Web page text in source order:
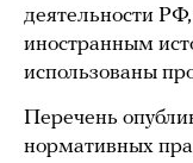
деятельности
иностранным
использованы
Перечень
нормативных